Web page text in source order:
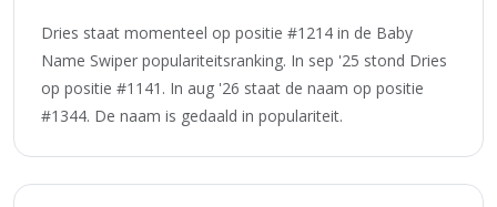
Dries staat momenteel op positie #1214 in de Baby
Name Swiper populariteitsranking. In sep '25 stond Dries
op positie #1141. In aug '26 staat de naam op positie
#1344. De naam is gedaald in populariteit.